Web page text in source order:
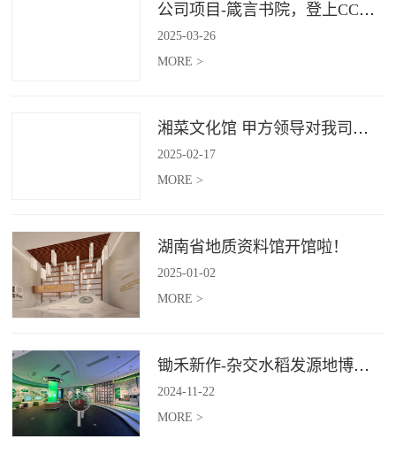
公司项目-箴言书院，登上CCTV4《记住乡愁》
2025-03-26
MORE >
湘菜文化馆 甲方领导对我司授牌
2025-02-17
MORE >
湖南省地质资料馆开馆啦！
2025-01 -02
MORE >
锄禾新作-杂交水稻发源地博物苑，欢迎前去打卡体验
2024-11 -22
MORE >